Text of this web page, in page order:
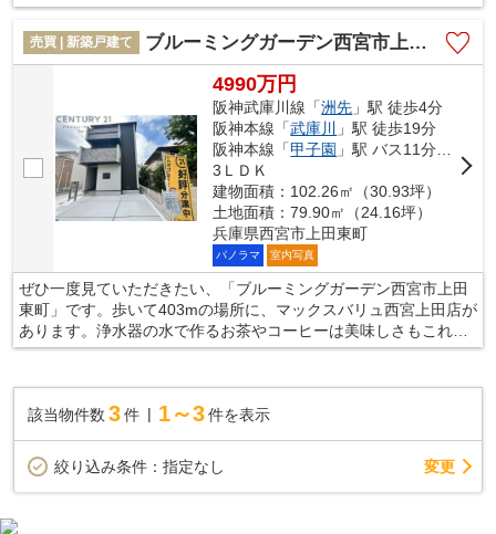
イニングが20帖以上あり、大人数でも不自由なく楽しめます。当
社スタッフと一緒に、お客様の新生活に相応しいマイホームを探
しましょう。住まい探しを全力でサポート致しますので、まずは
売買 | 新築戸建て ブルーミングガーデン西宮市上田東町
4990万円
阪神武庫川線「洲先 」駅 徒歩4分
阪神本線「武庫川
」駅 徒歩19分
阪神本線「甲子園 」駅 バス11分 「上田（西宮市）」 停歩10分
3ＬＤＫ
建物面積：102.26㎡（30.93坪）
土地面積：79.90㎡（24.16坪）
兵庫県西宮市上田東町
パノラマ 室内写真
ぜひ一度見ていただきたい、「ブルーミングガーデン西宮市上田
東町」です。歩いて403mの場所に、マックスバリュ西宮上田店が
あります。浄水器の水で作るお茶やコーヒーは美味しさもこれま
でと違います。広々としたリビングに充実設備のキッチンを備え
戸建て情報をご紹介致します。まずはお気軽にお問い合わせ下さ
い。
該当物件数 3件 1～3 件を表示
絞り込み条件： 指定なし 変更